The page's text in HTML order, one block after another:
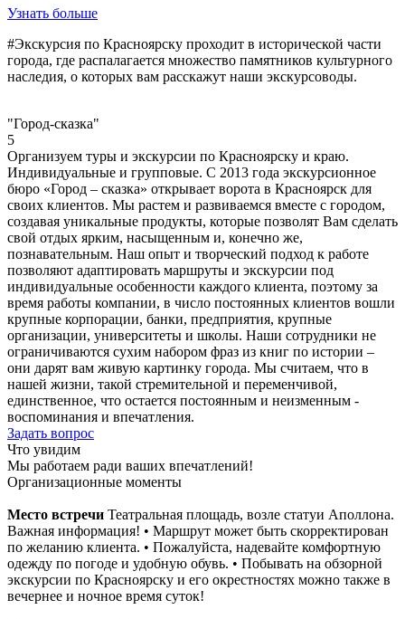
Узнать больше
#Экскурсия по Красноярску проходит в исторической части
города, где распалагается множество памятников культурного
наследия, о которых вам расскажут наши экскурсоводы.
"Город-сказка"
5
Организуем туры и экскурсии по Красноярску и краю.
Индивидуальные и групповые. С 2013 года экскурсионное
бюро «Город – сказка» открывает ворота в Красноярск для
своих клиентов. Мы растем и развиваемся вместе с городом,
создавая уникальные продукты, которые позволят Вам сделать
свой отдых ярким, насыщенным и, конечно же,
познавательным. Наш опыт и творческий подход к работе
позволяют адаптировать маршруты и экскурсии под
индивидуальные особенности каждого клиента, поэтому за
время работы компании, в число постоянных клиентов вошли
крупные корпорации, банки, предприятия, крупные
организации, университеты и школы. Наши сотрудники не
ограничиваются сухим набором фраз из книг по истории –
они дарят вам живую картинку города. Мы считаем, что в
нашей жизни, такой стремительной и переменчивой,
единственное, что остается постоянным и неизменным -
воспоминания и впечатления.
Задать вопрос
Что увидим
Мы работаем ради ваших впечатлений!
Организационные моменты
Место встречи Театральная площадь, возле статуи Аполлона.
Важная информация! • Маршрут может быть скорректирован
по желанию клиента. • Пожалуйста, надевайте комфортную
одежду по погоде и удобную обувь. • Побывать на обзорной
экскурсии по Красноярску и его окрестностях можно также в
вечернее и ночное время суток!